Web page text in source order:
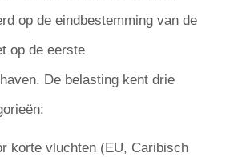
op de eindbestemming van de
op de eerste
De belasting kent drie
korte vluchten (EU, Caribisch